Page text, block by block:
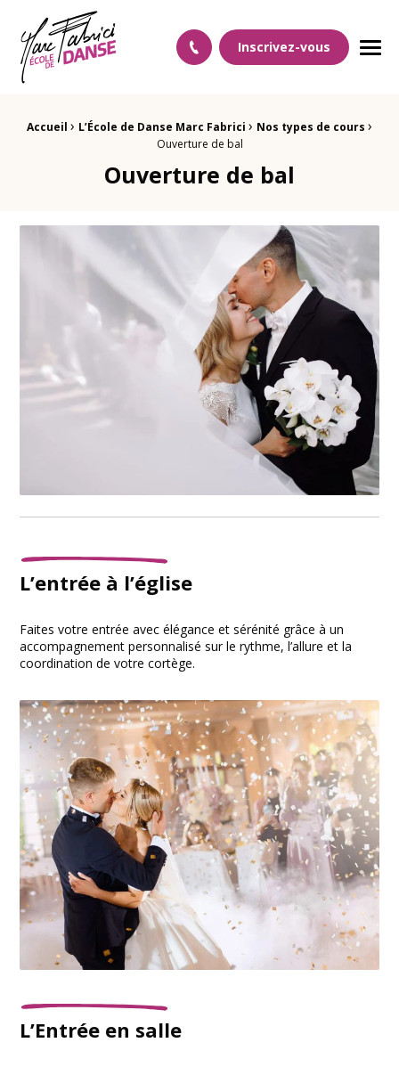
Ecole Danse Mulhouse Ecole de danse à Mulhouse
Inscrivez-vous
Fil d'Ariane :
Accueil › L’École de Danse Marc Fabrici › Nos types de cours ›
Ouverture de bal
Ouverture de bal
L’entrée à l’église
Faites votre entrée avec élégance et sérénité grâce à un
accompagnement personnalisé sur le rythme, l’allure et la
coordination de votre cortège.
L’Entrée en salle